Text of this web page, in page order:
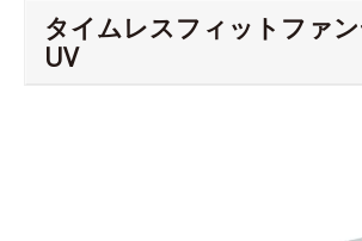
タイムレスフィットファ
UV